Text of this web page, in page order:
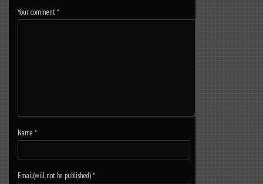
Your comment*
Name*
Email(will not be published)*